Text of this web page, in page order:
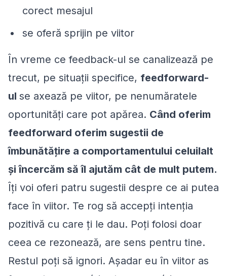
corect mesajul
se oferă sprijin pe viitor
În vreme ce feedback-ul se canalizează pe
trecut, pe situaţii specifice, feedforward-
ul se axează pe viitor, pe nenumăratele
oportunităţi care pot apărea. Când oferim
feedforward oferim sugestii de
îmbunătăţire a comportamentului celuilalt
şi încercăm să îl ajutăm cât de mult putem.
Îţi voi oferi patru sugestii despre ce ai putea
face în viitor. Te rog să accepţi intenţia
pozitivă cu care ţi le dau. Poţi folosi doar
ceea ce rezonează, are sens pentru tine.
Restul poţi să ignori. Aşadar eu în viitor as